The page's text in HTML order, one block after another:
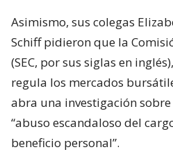
Asimismo, sus colegas
Schiff pidieron que la
(SEC, por sus siglas en
regula los mercados
abra una investigación
“abuso escandaloso del
beneficio personal”.